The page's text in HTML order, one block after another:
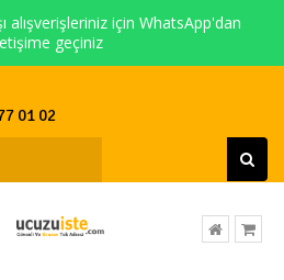
alışverişleriniz için WhatsApp'dan
geçiniz
01 02